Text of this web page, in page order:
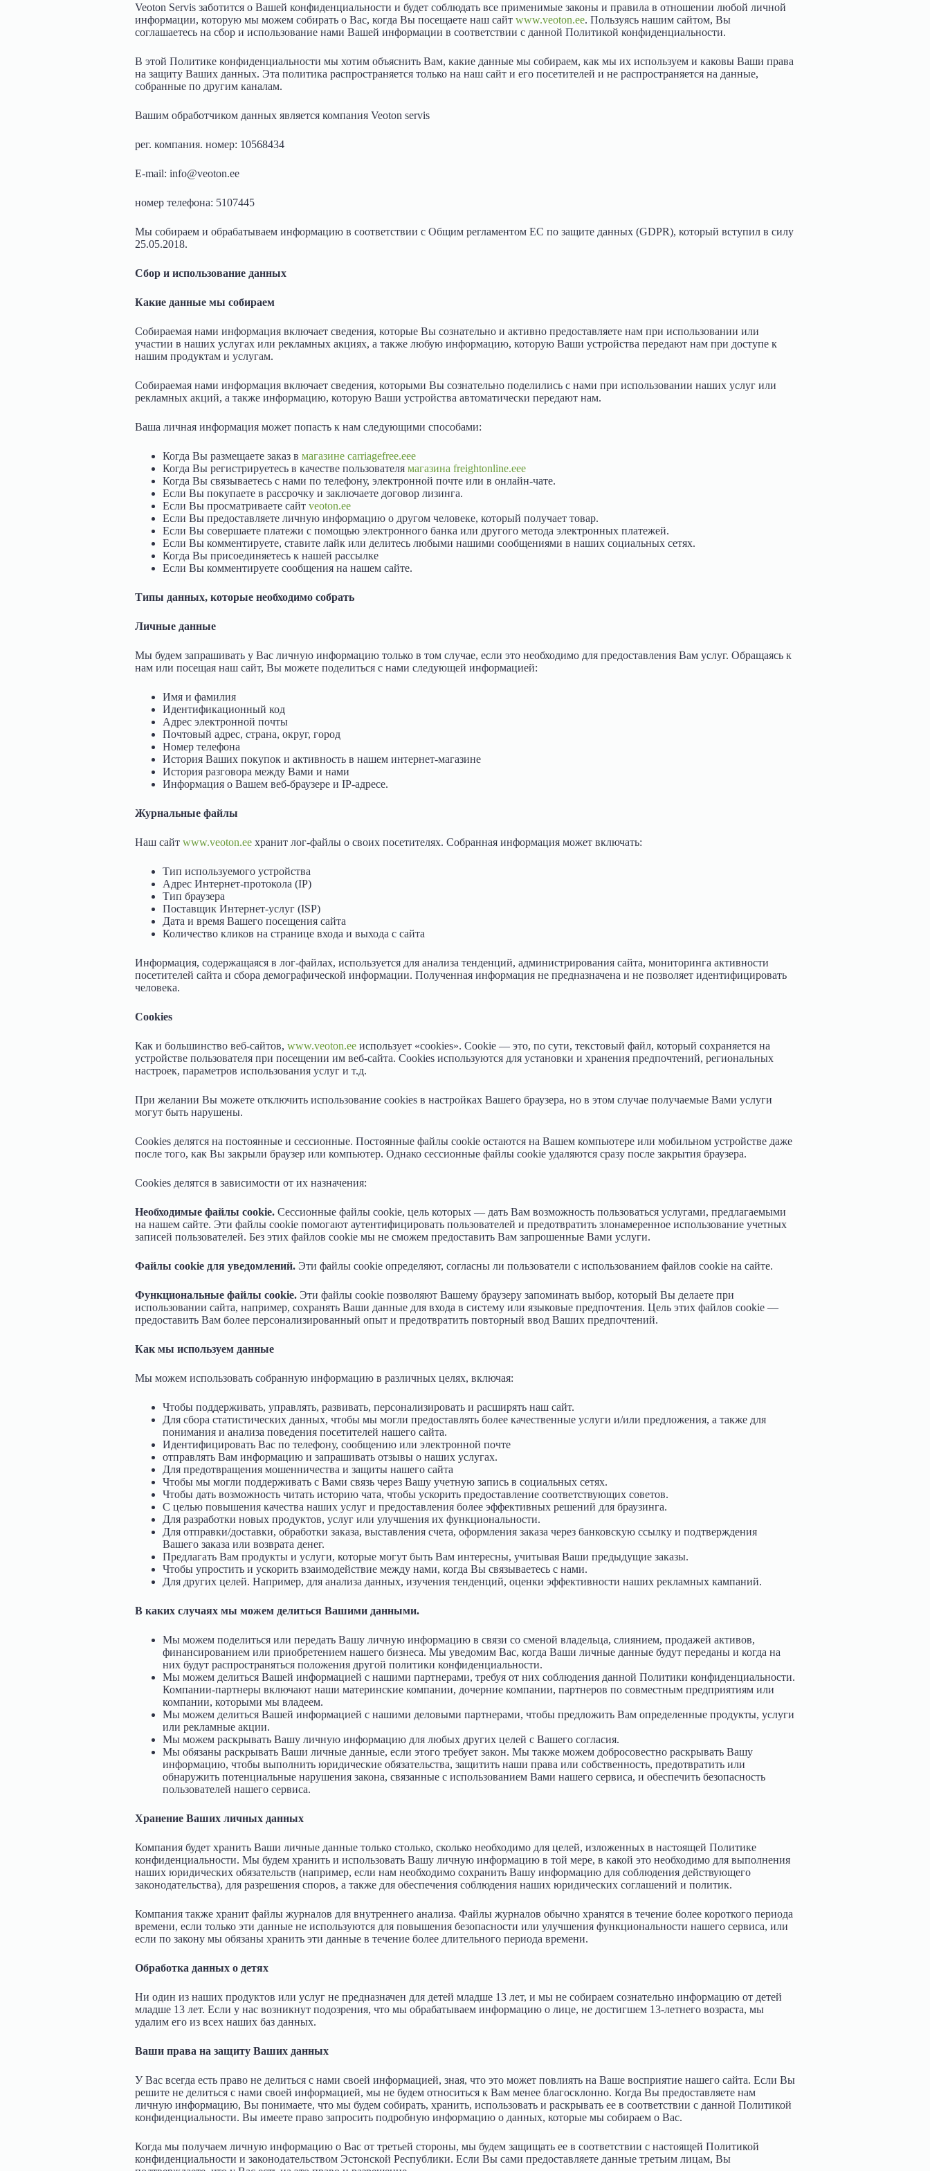
Veoton Servis заботится о Вашей конфиденциальности и будет соблюдать все применимые законы и правила в отношении любой личной
информации, которую мы можем собирать о Вас, когда Вы посещаете наш сайт www.veoton.ee. Пользуясь нашим сайтом, Вы
соглашаетесь на сбор и использование нами Вашей информации в соответствии с данной Политикой конфиденциальности.
В этой Политике конфиденциальности мы хотим объяснить Вам, какие данные мы собираем, как мы их используем и каковы Ваши права
на защиту Ваших данных. Эта политика распространяется только на наш сайт и его посетителей и не распространяется на данные,
собранные по другим каналам.
Вашим обработчиком данных является компания Veoton servis
рег. компания. номер: 10568434
E-mail: info@veoton.ee
номер телефона: 5107445
Мы собираем и обрабатываем информацию в соответствии с Общим регламентом ЕС по защите данных (GDPR), который вступил в силу
25.05.2018.
Сбор и использование данных
Какие данные мы собираем
Собираемая нами информация включает сведения, которые Вы сознательно и активно предоставляете нам при использовании или
участии в наших услугах или рекламных акциях, а также любую информацию, которую Ваши устройства передают нам при доступе к
нашим продуктам и услугам.
Собираемая нами информация включает сведения, которыми Вы сознательно поделились с нами при использовании наших услуг или
рекламных акций, а также информацию, которую Ваши устройства автоматически передают нам.
Ваша личная информация может попасть к нам следующими способами:
Когда Вы размещаете заказ в магазине carriagefree.eee
Когда Вы регистрируетесь в качестве пользователя магазина freightonline.eee
Когда Вы связываетесь с нами по телефону, электронной почте или в онлайн-чате.
Если Вы покупаете в рассрочку и заключаете договор лизинга.
Если Вы просматриваете сайт veoton.ee
Если Вы предоставляете личную информацию о другом человеке, который получает товар.
Если Вы совершаете платежи с помощью электронного банка или другого метода электронных платежей.
Если Вы комментируете, ставите лайк или делитесь любыми нашими сообщениями в наших социальных сетях.
Когда Вы присоединяетесь к нашей рассылке
Если Вы комментируете сообщения на нашем сайте.
Типы данных, которые необходимо собрать
Личные данные
Мы будем запрашивать у Вас личную информацию только в том случае, если это необходимо для предоставления Вам услуг. Обращаясь к
нам или посещая наш сайт, Вы можете поделиться с нами следующей информацией:
Имя и фамилия
Идентификационный код
Адрес электронной почты
Почтовый адрес, страна, округ, город
Номер телефона
История Ваших покупок и активность в нашем интернет-магазине
История разговора между Вами и нами
Информация о Вашем веб-браузере и IP-адресе.
Журнальные файлы
Наш сайт www.veoton.ee хранит лог-файлы о своих посетителях. Собранная информация может включать:
Тип используемого устройства
Адрес Интернет-протокола (IP)
Тип браузера
Поставщик Интернет-услуг (ISP)
Дата и время Вашего посещения сайта
Количество кликов на странице входа и выхода с сайта
Информация, содержащаяся в лог-файлах, используется для анализа тенденций, администрирования сайта, мониторинга активности
посетителей сайта и сбора демографической информации. Полученная информация не предназначена и не позволяет идентифицировать
человека.
Cookies
Как и большинство веб-сайтов, www.veoton.ee использует «cookies». Cookie — это, по сути, текстовый файл, который сохраняется на
устройстве пользователя при посещении им веб-сайта. Cookies используются для установки и хранения предпочтений, региональных
настроек, параметров использования услуг и т.д.
При желании Вы можете отключить использование cookies в настройках Вашего браузера, но в этом случае получаемые Вами услуги
могут быть нарушены.
Cookies делятся на постоянные и сессионные. Постоянные файлы cookie остаются на Вашем компьютере или мобильном устройстве даже
после того, как Вы закрыли браузер или компьютер. Однако сессионные файлы cookie удаляются сразу после закрытия браузера.
Cookies делятся в зависимости от их назначения:
Необходимые файлы cookie. Сессионные файлы cookie, цель которых — дать Вам возможность пользоваться услугами, предлагаемыми
на нашем сайте. Эти файлы cookie помогают аутентифицировать пользователей и предотвратить злонамеренное использование учетных
записей пользователей. Без этих файлов cookie мы не сможем предоставить Вам запрошенные Вами услуги.
Файлы cookie для уведомлений. Эти файлы cookie определяют, согласны ли пользователи с использованием файлов cookie на сайте.
Функциональные файлы cookie. Эти файлы cookie позволяют Вашему браузеру запоминать выбор, который Вы делаете при
использовании сайта, например, сохранять Ваши данные для входа в систему или языковые предпочтения. Цель этих файлов cookie —
предоставить Вам более персонализированный опыт и предотвратить повторный ввод Ваших предпочтений.
Как мы используем данные
Мы можем использовать собранную информацию в различных целях, включая:
Чтобы поддерживать, управлять, развивать, персонализировать и расширять наш сайт.
Для сбора статистических данных, чтобы мы могли предоставлять более качественные услуги и/или предложения, а также для
понимания и анализа поведения посетителей нашего сайта.
Идентифицировать Вас по телефону, сообщению или электронной почте
отправлять Вам информацию и запрашивать отзывы о наших услугах.
Для предотвращения мошенничества и защиты нашего сайта
Чтобы мы могли поддерживать с Вами связь через Вашу учетную запись в социальных сетях.
Чтобы дать возможность читать историю чата, чтобы ускорить предоставление соответствующих советов.
С целью повышения качества наших услуг и предоставления более эффективных решений для браузинга.
Для разработки новых продуктов, услуг или улучшения их функциональности.
Для отправки/доставки, обработки заказа, выставления счета, оформления заказа через банковскую ссылку и подтверждения
Вашего заказа или возврата денег.
Предлагать Вам продукты и услуги, которые могут быть Вам интересны, учитывая Ваши предыдущие заказы.
Чтобы упростить и ускорить взаимодействие между нами, когда Вы связываетесь с нами.
Для других целей. Например, для анализа данных, изучения тенденций, оценки эффективности наших рекламных кампаний.
В каких случаях мы можем делиться Вашими данными.
Мы можем поделиться или передать Вашу личную информацию в связи со сменой владельца, слиянием, продажей активов,
финансированием или приобретением нашего бизнеса. Мы уведомим Вас, когда Ваши личные данные будут переданы и когда на
них будут распространяться положения другой политики конфиденциальности.
Мы можем делиться Вашей информацией с нашими партнерами, требуя от них соблюдения данной Политики конфиденциальности.
Компании-партнеры включают наши материнские компании, дочерние компании, партнеров по совместным предприятиям или
компании, которыми мы владеем.
Мы можем делиться Вашей информацией с нашими деловыми партнерами, чтобы предложить Вам определенные продукты, услуги
или рекламные акции.
Мы можем раскрывать Вашу личную информацию для любых других целей с Вашего согласия.
Мы обязаны раскрывать Ваши личные данные, если этого требует закон. Мы также можем добросовестно раскрывать Вашу
информацию, чтобы выполнить юридические обязательства, защитить наши права или собственность, предотвратить или
обнаружить потенциальные нарушения закона, связанные с использованием Вами нашего сервиса, и обеспечить безопасность
пользователей нашего сервиса.
Хранение Ваших личных данных
Компания будет хранить Ваши личные данные только столько, сколько необходимо для целей, изложенных в настоящей Политике
конфиденциальности. Мы будем хранить и использовать Вашу личную информацию в той мере, в какой это необходимо для выполнения
наших юридических обязательств (например, если нам необходимо сохранить Вашу информацию для соблюдения действующего
законодательства), для разрешения споров, а также для обеспечения соблюдения наших юридических соглашений и политик.
Компания также хранит файлы журналов для внутреннего анализа. Файлы журналов обычно хранятся в течение более короткого периода
времени, если только эти данные не используются для повышения безопасности или улучшения функциональности нашего сервиса, или
если по закону мы обязаны хранить эти данные в течение более длительного периода времени.
Обработка данных о детях
Ни один из наших продуктов или услуг не предназначен для детей младше 13 лет, и мы не собираем сознательно информацию от детей
младше 13 лет. Если у нас возникнут подозрения, что мы обрабатываем информацию о лице, не достигшем 13-летнего возраста, мы
удалим его из всех наших баз данных.
Ваши права на защиту Ваших данных
У Вас всегда есть право не делиться с нами своей информацией, зная, что это может повлиять на Ваше восприятие нашего сайта. Если Вы
решите не делиться с нами своей информацией, мы не будем относиться к Вам менее благосклонно. Когда Вы предоставляете нам
личную информацию, Вы понимаете, что мы будем собирать, хранить, использовать и раскрывать ее в соответствии с данной Политикой
конфиденциальности. Вы имеете право запросить подробную информацию о данных, которые мы собираем о Вас.
Когда мы получаем личную информацию о Вас от третьей стороны, мы будем защищать ее в соответствии с настоящей Политикой
конфиденциальности и законодательством Эстонской Республики. Если Вы сами предоставляете данные третьим лицам, Вы